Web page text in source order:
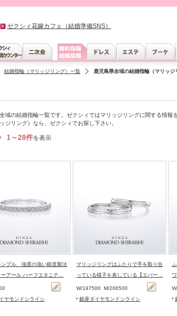
ゼクシィ花嫁カフェ（結婚準備SNS）
結婚指輪（マリッジリング）一覧 鹿児島県全域の結婚指輪（マリッジ
域の結婚指輪一覧です。ゼクシィではマリッジリングに関する情
ジリング）なら、ゼクシィでお探し下さい。
1～28件を表示
プル、強度の強い鍛造製法
アール ハーフエタニテ…
ヤモンドシライシ
マリッジリングはふたりで手を取り合
っている様子を表している【エバー…
W/197500 M/206500
銀座ダイヤモンドシライシ